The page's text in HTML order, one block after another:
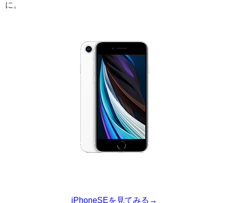
に。
iPhoneSEを見てみる→